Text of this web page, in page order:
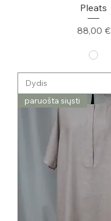
Pleats
Kaina
88,00 €
paruošta siųsti